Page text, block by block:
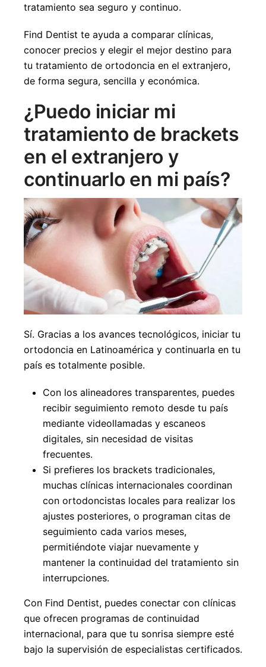
tratamiento sea seguro y continuo.
Find Dentist te ayuda a comparar clínicas,
conocer precios y elegir el mejor destino para
tu tratamiento de ortodoncia en el extranjero,
de forma segura, sencilla y económica.
¿Puedo iniciar mi
tratamiento de brackets
en el extranjero y
continuarlo en mi país?
Sí. Gracias a los avances tecnológicos, iniciar tu
ortodoncia en Latinoamérica y continuarla en tu
país es totalmente posible.
Con los alineadores transparentes, puedes
recibir seguimiento remoto desde tu país
mediante videollamadas y escaneos
digitales, sin necesidad de visitas
frecuentes.
Si prefieres los brackets tradicionales,
muchas clínicas internacionales coordinan
con ortodoncistas locales para realizar los
ajustes posteriores, o programan citas de
seguimiento cada varios meses,
permitiéndote viajar nuevamente y
mantener la continuidad del tratamiento sin
interrupciones.
Con Find Dentist, puedes conectar con clínicas
que ofrecen programas de continuidad
internacional, para que tu sonrisa siempre esté
bajo la supervisión de especialistas certificados.